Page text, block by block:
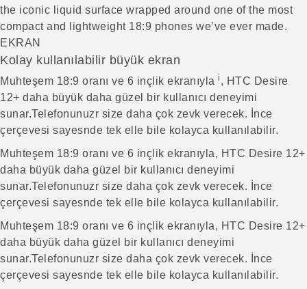
the iconic liquid surface wrapped around one of the most
compact and lightweight 18:9 phones we’ve ever made.
EKRAN
Kolay kullanılabilir büyük ekran
Muhteşem 18:9 oranı ve 6 inçlik ekranıyla i , HTC Desire
12+ daha büyük daha güzel bir kullanıcı deneyimi
sunar.Telefonunuzr size daha çok zevk verecek. İnce
çerçevesi sayesnde tek elle bile kolayca kullanılabilir.
Muhteşem 18:9 oranı ve 6 inçlik ekranıyla, HTC Desire 12+
daha büyük daha güzel bir kullanıcı deneyimi
sunar.Telefonunuzr size daha çok zevk verecek. İnce
çerçevesi sayesnde tek elle bile kolayca kullanılabilir.
Muhteşem 18:9 oranı ve 6 inçlik ekranıyla, HTC Desire 12+
daha büyük daha güzel bir kullanıcı deneyimi
sunar.Telefonunuzr size daha çok zevk verecek. İnce
çerçevesi sayesnde tek elle bile kolayca kullanılabilir.